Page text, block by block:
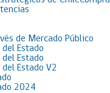
de Mercado Público
Estado
Estado
Estado V2
2024